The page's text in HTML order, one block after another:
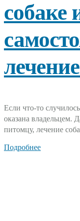
собаке
Если что-то
оказана владельцем.
питомцу, лечение
Подробнее